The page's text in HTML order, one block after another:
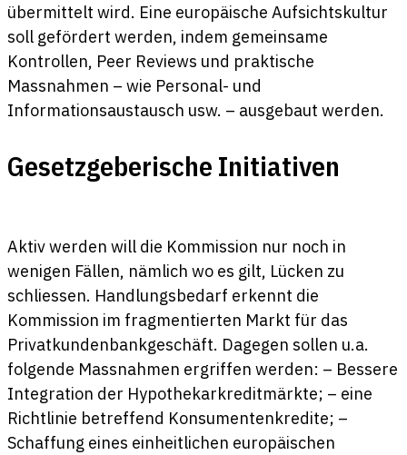
übermittelt wird. Eine europäische Aufsichtskultur
soll gefördert werden, indem gemeinsame
Kontrollen, Peer Reviews und praktische
Massnahmen – wie Personal- und
Informationsaustausch usw. – ausgebaut werden.
Gesetzgeberische Initiativen
Aktiv werden will die Kommission nur noch in
wenigen Fällen, nämlich wo es gilt, Lücken zu
schliessen. Handlungsbedarf erkennt die
Kommission im fragmentierten Markt für das
Privatkundenbankgeschäft. Dagegen sollen u.a.
folgende Massnahmen ergriffen werden: – Bessere
Integration der Hypothekarkreditmärkte; – eine
Richtlinie betreffend Konsumentenkredite; –
Schaffung eines einheitlichen europäischen